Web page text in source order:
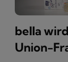
bella
Union-